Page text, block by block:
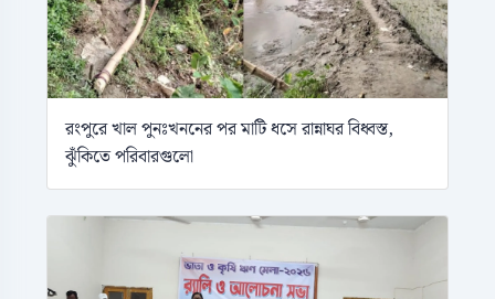
রংপুরে খাল পুনঃখননের পর মাটি ধসে রান্নাঘর বিধ্বস্ত,
ঝুঁকিতে পরিবারগুলো